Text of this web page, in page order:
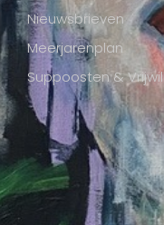
Nieuwsbrieven
Meerjarenplan
Suppoosten &